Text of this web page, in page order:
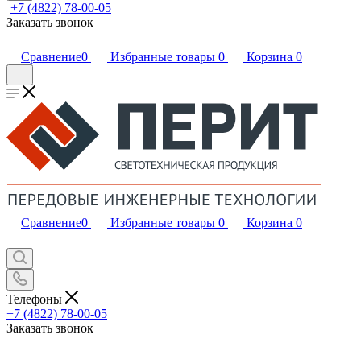
+7 (4822) 78-00-05
Заказать звонок
Сравнение0 Избранные товары 0 Корзина 0
Сравнение0 Избранные товары 0 Корзина 0
Телефоны
+7 (4822) 78-00-05
Заказать звонок